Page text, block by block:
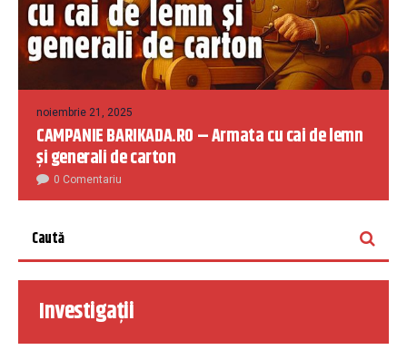
noiembrie 21, 2025
CAMPANIE BARIKADA.RO – Armata cu cai de lemn
și generali de carton
0 Comentariu
Investigații